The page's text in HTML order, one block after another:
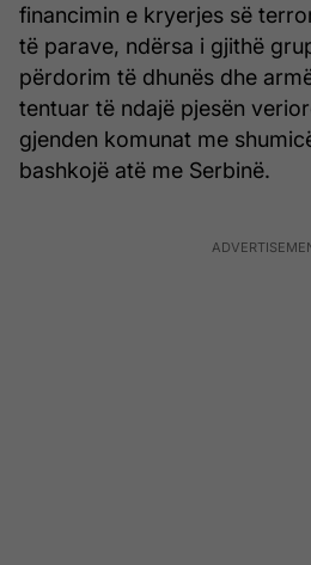
financimin e kryerjes së
të parave, ndërsa i gjithë
përdorim të dhunës dhe
tentuar të ndajë pjesën
gjenden komunat me
bashkojë atë me Serbinë.